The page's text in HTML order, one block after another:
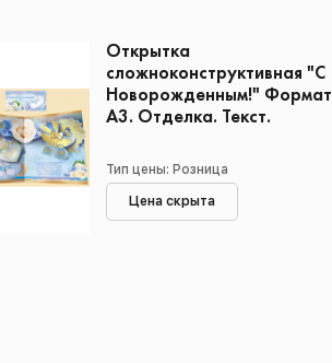
Открытка
сложноконструктивная "С
Новорожденным!" Формат
А3. Отделка. Текст.
Тип цены: Розница
Цена скрыта